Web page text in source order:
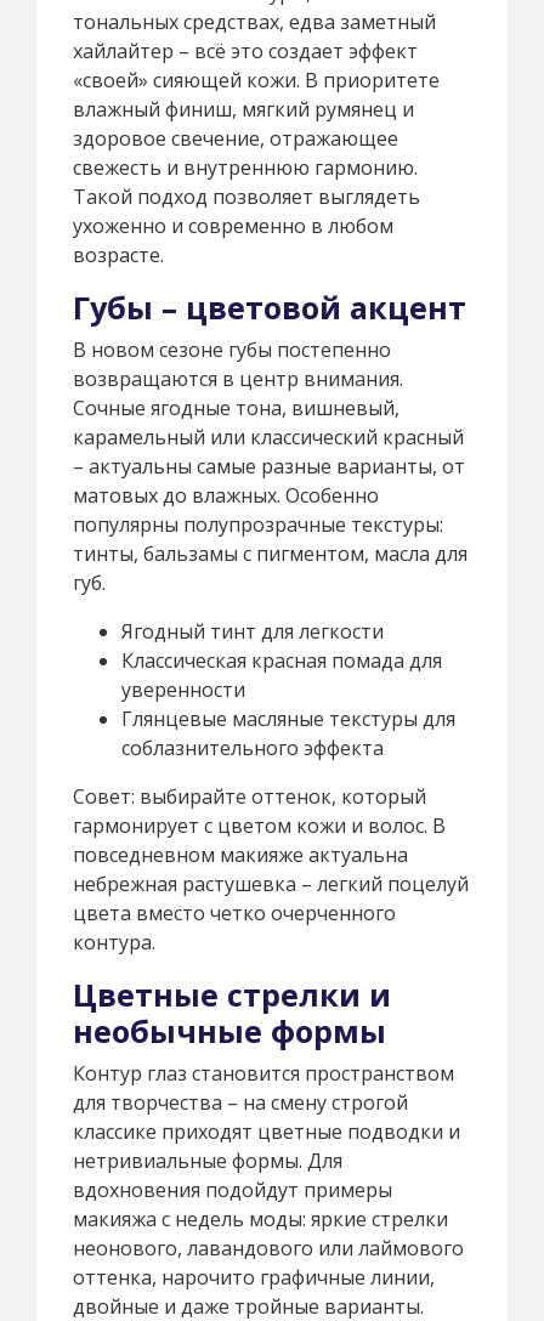
тональных средствах, едва заметный
хайлайтер – всё это создает эффект
«своей» сияющей кожи. В приоритете
влажный финиш, мягкий румянец и
здоровое свечение, отражающее
свежесть и внутреннюю гармонию.
Такой подход позволяет выглядеть
ухоженно и современно в любом
возрасте.
Губы – цветовой акцент
В новом сезоне губы постепенно
возвращаются в центр внимания.
Сочные ягодные тона, вишневый,
карамельный или классический красный
– актуальны самые разные варианты, от
матовых до влажных. Особенно
популярны полупрозрачные текстуры:
тинты, бальзамы с пигментом, масла для
губ.
Ягодный тинт для легкости
Классическая красная помада для
уверенности
Глянцевые масляные текстуры для
соблазнительного эффекта
Совет: выбирайте оттенок, который
гармонирует с цветом кожи и волос. В
повседневном макияже актуальна
небрежная растушевка – легкий поцелуй
цвета вместо четко очерченного
контура.
Цветные стрелки и
необычные формы
Контур глаз становится пространством
для творчества – на смену строгой
классике приходят цветные подводки и
нетривиальные формы. Для
вдохновения подойдут примеры
макияжа с недель моды: яркие стрелки
неонового, лавандового или лаймового
оттенка, нарочито графичные линии,
двойные и даже тройные варианты.